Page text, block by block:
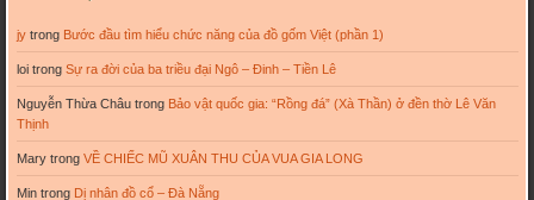
jytrong Bước đầu tìm hiểu chức năng của đồ gốm Việt (phần 1)
loitrong Sự ra đời của ba triều đại Ngô – Đinh – Tiền Lê
Nguyễn Thừa Châutrong Bảo vật quốc gia: “Rồng đá” (Xà Thần) ở đền thờ Lê Văn
Thịnh
Marytrong VỀ CHIẾC MŨ XUÂN THU CỦA VUA GIA LONG
Mintrong Dị nhân đồ cổ – Đà Nẵng